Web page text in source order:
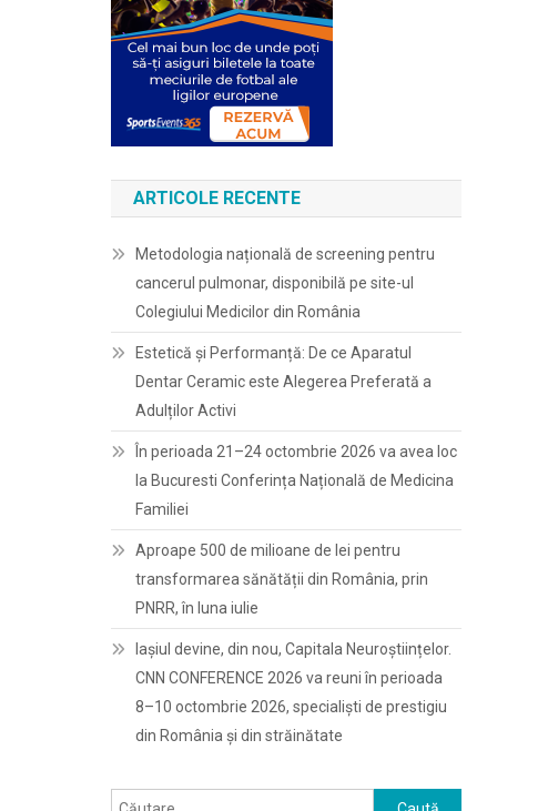
ARTICOLE RECENTE
Metodologia națională de screening pentru
cancerul pulmonar, disponibilă pe site-ul
Colegiului Medicilor din România
Estetică și Performanță: De ce Aparatul
Dentar Ceramic este Alegerea Preferată a
Adulților Activi
În perioada 21–24 octombrie 2026 va avea loc
la Bucuresti Conferința Națională de Medicina
Familiei
Aproape 500 de milioane de lei pentru
transformarea sănătății din România, prin
PNRR, în luna iulie
Iașiul devine, din nou, Capitala Neuroștiințelor.
CNN CONFERENCE 2026 va reuni în perioada
8–10 octombrie 2026, specialiști de prestigiu
din România și din străinătate
Caută